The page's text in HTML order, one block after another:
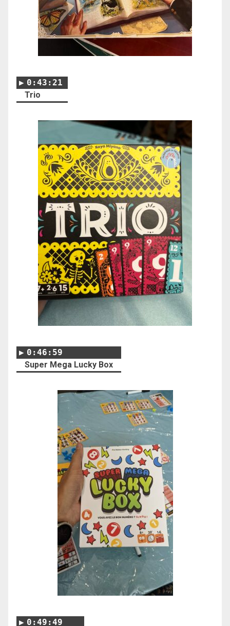
0:43:21
Trio
0:46:59
Super Mega Lucky Box
0:49:49